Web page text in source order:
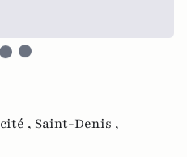
cité , Saint-Denis ,